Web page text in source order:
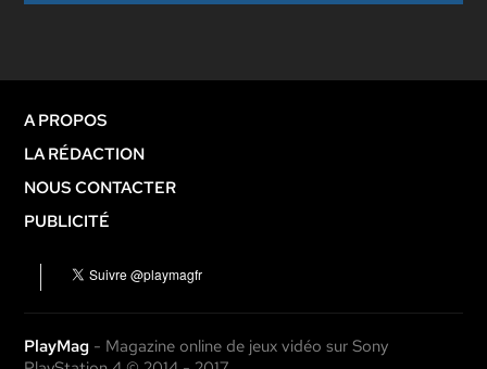
A PROPOS
LA RÉDACTION
NOUS CONTACTER
PUBLICITÉ
PlayMag - Magazine online de jeux vidéo sur Sony